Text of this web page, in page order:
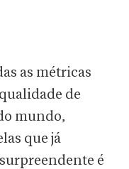
as métricas
de
mundo,
que já
é